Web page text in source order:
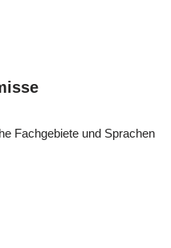
Fachgebiete und Sprachen